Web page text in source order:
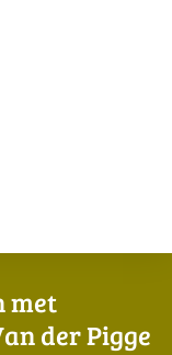
met
der Pigge